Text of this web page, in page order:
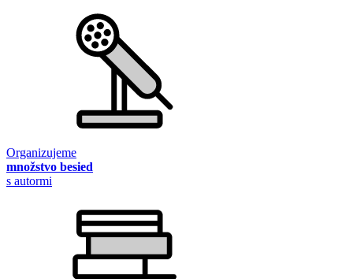
Organizujeme
množstvo besied
s autormi